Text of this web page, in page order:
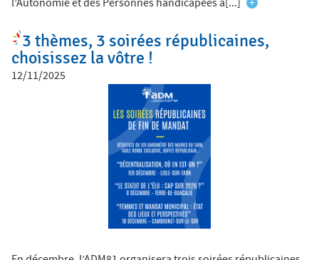
l’Autonomie et des Personnes handicapées a[...]
+
3 thèmes, 3 soirées républicaines,
choisissez la vôtre !
12/11/2025